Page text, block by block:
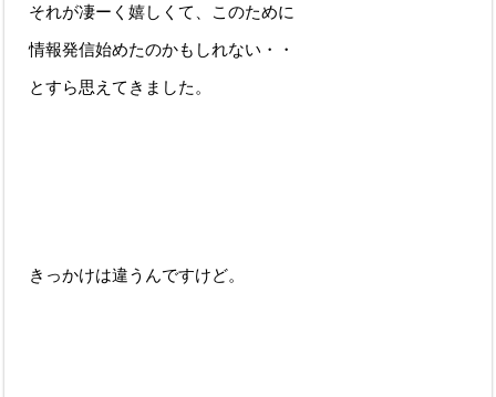
それが凄ーく嬉しくて、このために
情報発信始めたのかもしれない・・
とすら思えてきました。
きっかけは違うんですけど。